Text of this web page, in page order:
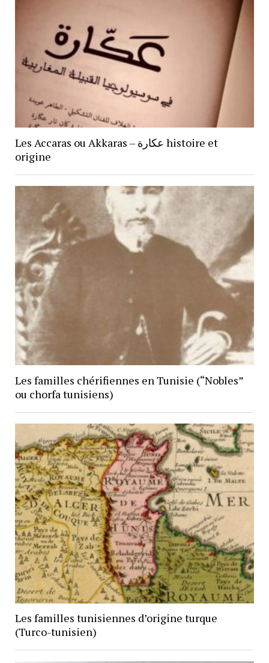
Les Accaras ou Akkaras – عكارة histoire et
origine
Les familles chérifiennes en Tunisie (“Nobles”
ou chorfa tunisiens)
Les familles tunisiennes d’origine turque
(Turco-tunisien)